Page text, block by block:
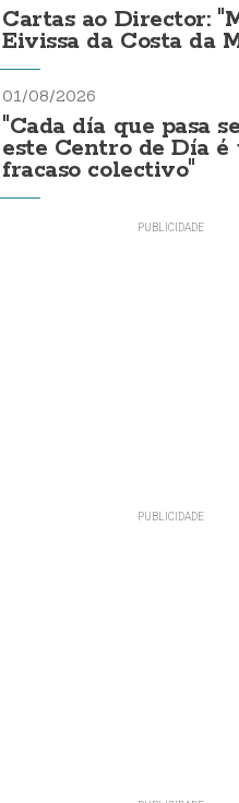
Cartas ao Director:
Eivissa da Costa da
01/08/2026
"Cada día que pasa
este Centro de Día é
fracaso colectivo"